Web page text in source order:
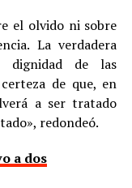
el olvido ni sobre
La verdadera
dignidad de las
de que, en
a ser tratado
redondeó.
a dos